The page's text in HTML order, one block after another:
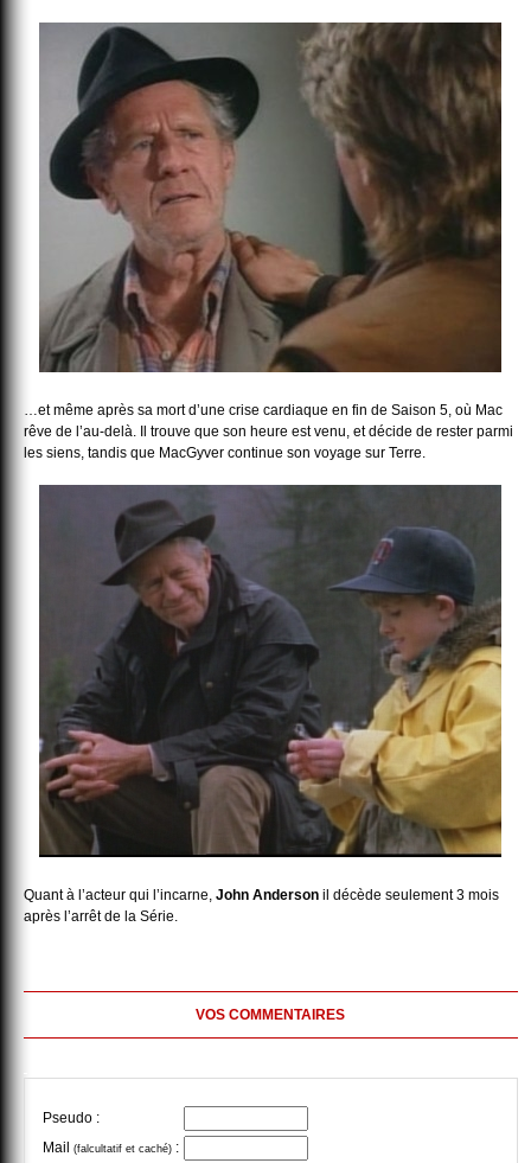
…et même après sa mort d’une crise cardiaque en fin de Saison 5, où Mac
rêve de l’au-delà. Il trouve que son heure est venu, et décide de rester parmi
les siens, tandis que MacGyver continue son voyage sur Terre.
Quant à l’acteur qui l’incarne, John Anderson il décède seulement 3 mois
après l’arrêt de la Série.
VOS COMMENTAIRES
Pseudo :
Mail (falcultatif et caché) :